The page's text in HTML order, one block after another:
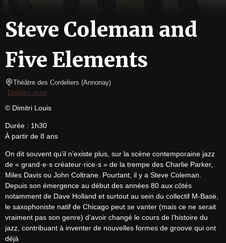
Steve Coleman and
Five Elements
Théâtre des Cordeliers (Annonay)
Display map
© Dimitri Louis
Durée : 1h30
À partir de 8 ans
On dit souvent qu’il n’existe plus, sur la scène contemporaine jazz
de « grand·e·s créateur·rice·s » de la trempe des Charlie Parker,
Miles Davis ou John Coltrane. Pourtant, il y a Steve Coleman.
Depuis son émergence au début des années 80 aux côtés
notamment de Dave Holland et surtout au sein du collectif M-Base,
le saxophoniste natif de Chicago peut se vanter (mais ce ne serait
vraiment pas son genre) d’avoir changé le cours de l’histoire du
jazz, contribuant à inventer de nouvelles formes de groove qui ont
déjà